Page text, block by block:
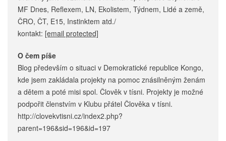
MF Dnes, Reflexem, LN, Ekolistem, Týdnem, Lidé a země,
ČRO, ČT, E15, Instinktem atd./
kontakt: [email protected]
O čem píše
Blog především o situaci v Demokratické republice Kongo,
kde jsem zakládala projekty na pomoc znásilněným ženám
a dětem a poté misi spol. Člověk v tísni. Projekty je možné
podpořit členstvím v Klubu přátel Člověka v tísni.
http://clovekvtisni.cz/index2.php?
parent=196&sid=196&id=197